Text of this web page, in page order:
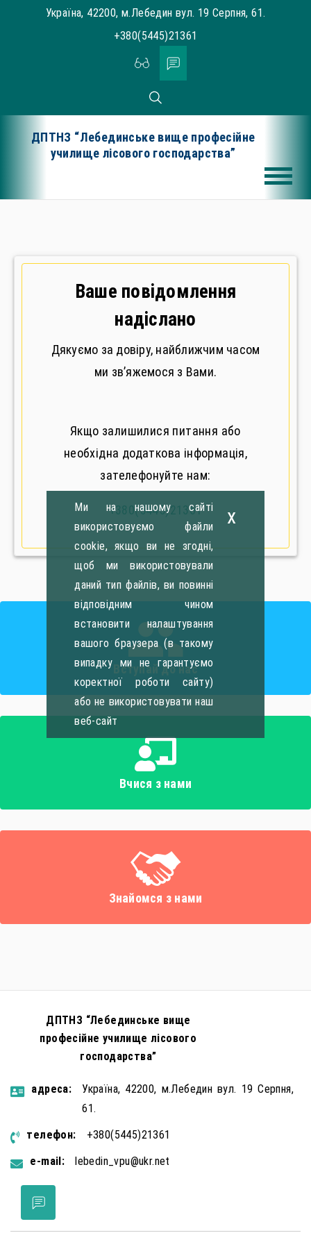
Україна, 42200, м.Лебедин вул. 19 Серпня, 61.
+380(5445)21361
ДПТНЗ “Лебединське вище професійне
училище лісового господарства”
Ваше повідомлення
надіслано
Дякуємо за довіру, найближчим часом
ми зв’яжемося з Вами.
Якщо залишилися питання або
необхідна додаткова інформація,
зателефонуйте нам:
+380(5445)21361
Вступай до нас
Вчися з нами
Знайомся з нами
Ми на нашому сайті
використовуємо файли
cookie, якщо ви не згодні,
щоб ми використовували
даний тип файлів, ви повинні
відповідним чином
встановити налаштування
вашого браузера (в такому
випадку ми не гарантуємо
коректної роботи сайту)
або не використовувати наш
веб-сайт
x
ДПТНЗ “Лебединське вище
професійне училище лісового
господарства”
aдресa:
Україна, 42200, м.Лебедин вул. 19 Серпня,
61.
телефон:
+380(5445)21361
e-mail:
lebedin_vpu@ukr.net